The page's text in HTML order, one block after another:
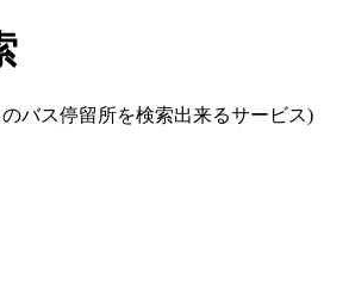
バス停留所を検索出来るサービス)